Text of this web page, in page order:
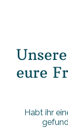
eure
Habt ihr